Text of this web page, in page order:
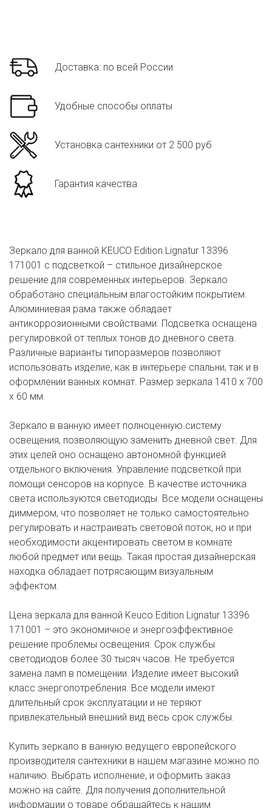
Доставка: по всей России
Удобные способы оплаты
Установка сантехники от 2 500 руб
Гарантия качества
Зеркало для ванной KEUCO Edition Lignatur 13396
171001 с подсветкой – стильное дизайнерское
решение для современных интерьеров. Зеркало
обработано специальным влагостойким покрытием.
Алюминиевая рама также обладает
антикоррозионными свойствами. Подсветка оснащена
регулировкой от теплых тонов до дневного света.
Различные варианты типоразмеров позволяют
использовать изделие, как в интерьере спальни, так и в
оформлении ванных комнат. Размер зеркала 1410 x 700
x 60 мм.
Зеркало в ванную имеет полноценную систему
освещения, позволяющую заменить дневной свет. Для
этих целей оно оснащено автономной функцией
отдельного включения. Управление подсветкой при
помощи сенсоров на корпусе. В качестве источника
света используются светодиоды. Все модели оснащены
диммером, что позволяет не только самостоятельно
регулировать и настраивать световой поток, но и при
необходимости акцентировать светом в комнате
любой предмет или вещь. Такая простая дизайнерская
находка обладает потрясающим визуальным
эффектом.
Цена зеркала для ванной Keuco Edition Lignatur 13396
171001 – это экономичное и энергоэффективное
решение проблемы освещения. Срок службы
светодиодов более 30 тысяч часов. Не требуется
замена ламп в помещении. Изделие имеет высокий
класс энергопотребления. Все модели имеют
длительный срок эксплуатации и не теряют
привлекательный внешний вид весь срок службы.
Купить зеркало в ванную ведущего европейского
производителя сантехники в нашем магазине можно по
наличию. Выбрать исполнение, и оформить заказ
можно на сайте. Для получения дополнительной
информации о товаре обращайтесь к нашим